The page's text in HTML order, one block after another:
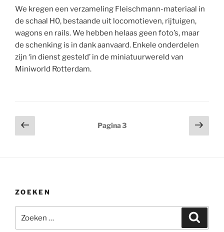
heer
Van
Rossum”
We kregen een verzameling Fleischmann-materiaal in
de schaal H0, bestaande uit locomotieven, rijtuigen,
wagons en rails. We hebben helaas geen foto’s, maar
de schenking is in dank aanvaard. Enkele onderdelen
zijn ‘in dienst gesteld’ in de miniatuurwereld van
Miniworld Rotterdam.
Berichten
paginering
Vorige
pagina
Pagina3
ZOEKEN
naar: